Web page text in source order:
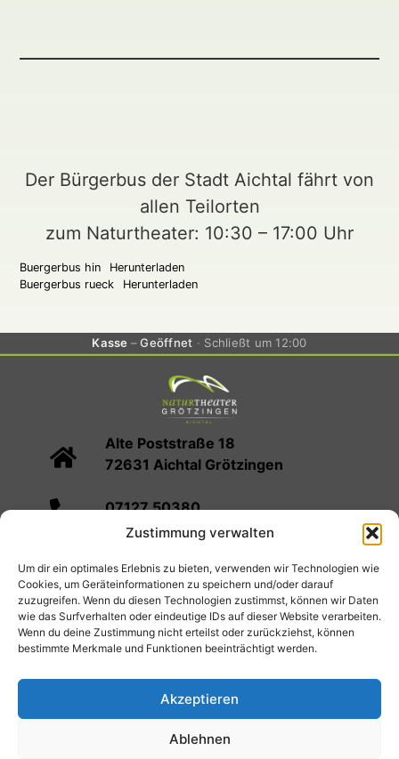
Zustimmung verwalten
Um dir ein optimales Erlebnis zu bieten, verwenden wir Technologien wie
Cookies, um Geräteinformationen zu speichern und/oder darauf
zuzugreifen. Wenn du diesen Technologien zustimmst, können wir Daten
wie das Surfverhalten oder eindeutige IDs auf dieser Website verarbeiten.
Wenn du deine Zustimmung nicht erteilst oder zurückziehst, können
bestimmte Merkmale und Funktionen beeinträchtigt werden.
Akzeptieren
Ablehnen
Der Bürgerbus der Stadt Aichtal fährt von
allen Teilorten
zum Naturtheater: 10:30 – 17:00 Uhr
Buergerbus hin
Herunterladen
Buergerbus rueck
Herunterladen
Kasse Geöffnet Schließt um 12:00
Alte Poststraße 18
72631 Aichtal Grötzingen
07127 50380
Spielplan Kartenvorverkauf
Infos
Verein
Mediathek Cookie-Richtlinie (EU)
© 2026 Naturtheater Grötzingen
Impressum
Datenschutzerklärung